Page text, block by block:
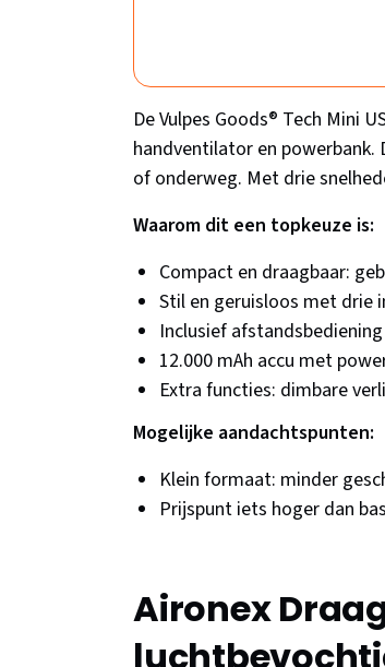
De Vulpes Goods® Tech Mini
handventilator en powerbank.
of onderweg. Met drie
Waarom dit een topkeuze is:
Compact en draagbaar:
Stil en geruisloos met drie
Inclusief
12.000 mAh accu met
Extra functies: dimbare
Mogelijke aandachtspunten:
Klein formaat: minder
Prijspunt iets hoger dan
Aironex